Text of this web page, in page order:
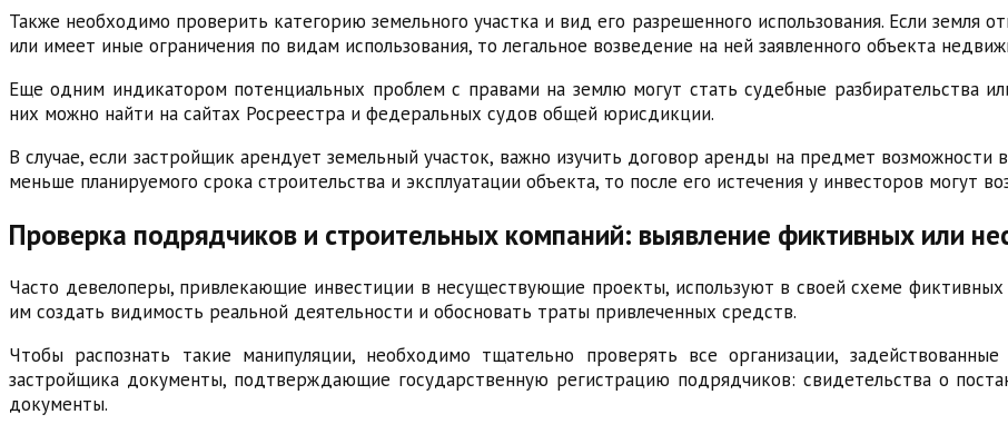
Также необходимо проверить категорию земельного участка и вид его разрешенного использования. Если земля
или имеет иные ограничения по видам использования, то легальное возведение на ней заявленного объекта
Еще одним индикатором потенциальных проблем с правами на землю могут стать судебные разбирательства
них можно найти на сайтах Росреестра и федеральных судов общей юрисдикции.
В случае, если застройщик арендует земельный участок, важно изучить договор аренды на предмет
меньше планируемого срока строительства и эксплуатации объекта, то после его истечения у инвесторов могут
Проверка подрядчиков и строительных компаний: выявление фиктивных или
Часто девелоперы, привлекающие инвестиции в несуществующие проекты, используют в своей схеме
им создать видимость реальной деятельности и обосновать траты привлеченных средств.
Чтобы распознать такие манипуляции, необходимо тщательно проверять все организации,
застройщика документы, подтверждающие государственную регистрацию подрядчиков: свидетельства о
документы.